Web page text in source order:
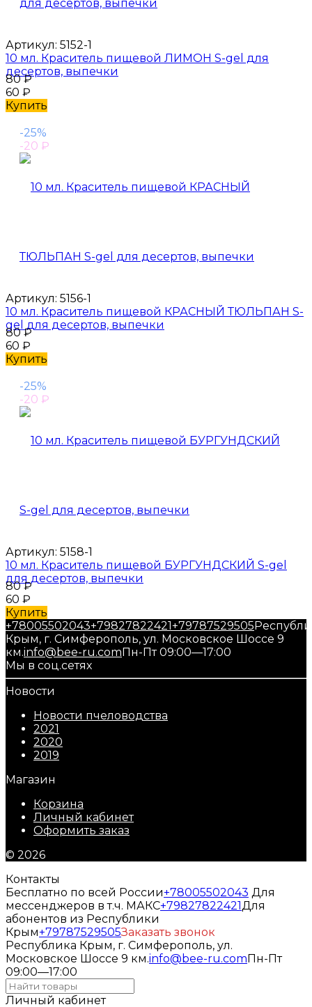
Артикул: 5152-1
10 мл. Краситель пищевой ЛИМОН S-gel для
десертов, выпечки
80₽
60 ₽
Купить
-25%
-20 ₽
Артикул: 5156-1
10 мл. Краситель пищевой КРАСНЫЙ ТЮЛЬПАН S-
gel для десертов, выпечки
80₽
60 ₽
Купить
-25%
-20 ₽
Артикул: 5158-1
10 мл. Краситель пищевой БУРГУНДСКИЙ S-gel
для десертов, выпечки
80₽
60 ₽
Купить
+78005502043+79827822421+79787529505
Крым, г. Симферополь, ул. Московское Шоссе 9
км.info@bee-ru.comПн-Пт 09:00—17:00
Мы в соц.сетях
Новости
Новости пчеловодства
2021
2020
2019
Магазин
Корзина
Личный кабинет
Оформить заказ
© 2026
Контакты
Бесплатно по всей России+78005502043 Для
мессенджеров в т.ч. МАКС+79827822421Для
абонентов из Республики
Крым+79787529505Заказать звонок
Республика Крым, г. Симферополь, ул.
Московское Шоссе 9 км.info@bee-ru.comПн-Пт
09:00—17:00
Личный кабинет